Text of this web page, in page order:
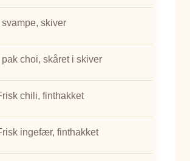
svampe, skiver
pak choi, skåret i skiver
chili, finthakket
ingefær, finthakket